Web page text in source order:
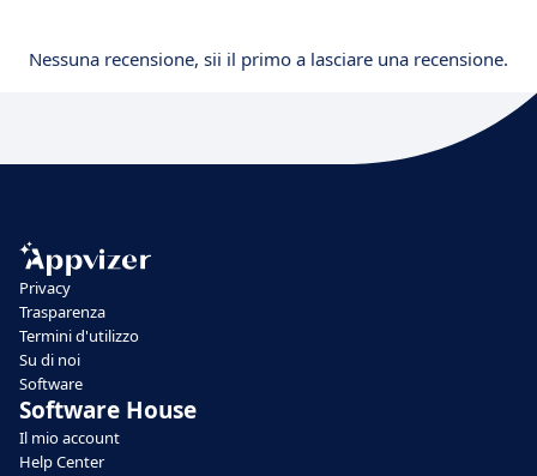
Nessuna recensione, sii il primo a lasciare una recensione.
Privacy
Trasparenza
Termini d'utilizzo
Su di noi
Software
Software House
Il mio account
Help Center